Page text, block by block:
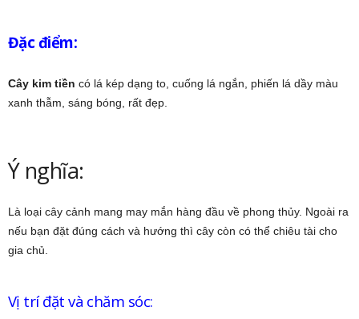
Đặc điểm:
Cây kim tiền có lá kép dạng to, cuống lá ngắn, phiến lá dầy màu
xanh thẫm, sáng bóng, rất đẹp.
Ý nghĩa:
Là loại cây cảnh mang may mắn hàng đầu về phong thủy. Ngoài ra
nếu bạn đặt đúng cách và hướng thì cây còn có thể chiêu tài cho
gia chủ.
Vị trí đặt và chăm sóc: